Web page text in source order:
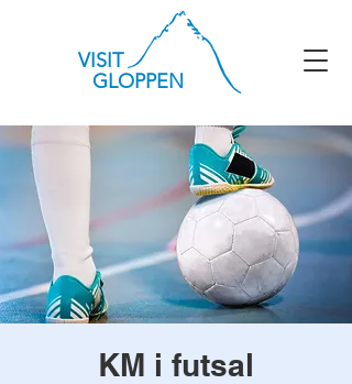
VISIT
GLOPPEN
KM i futsal